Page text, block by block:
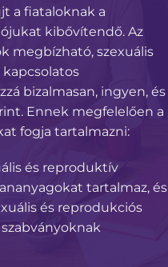
a fiataloknak a
kibővítendő. Az
megbízható, szexuális
bizalmasan, ingyen, és
Ennek megfelelően a
fogja tartalmazni:
és reproduktív
tartalmaz, és
és reprodukciós